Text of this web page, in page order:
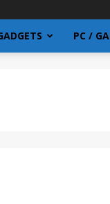
PC /